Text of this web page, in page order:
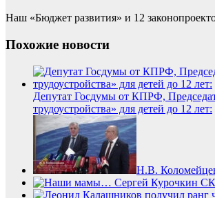
Наш «Бюджет развития» и 12
Похожие новости
Депутат Госдумы от КПРФ,
трудоустройства» для детей до 12 лет:
Н.В.